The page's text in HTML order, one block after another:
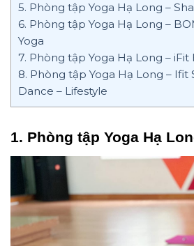
5. Phòng tập Yoga Hạ Long –
6. Phòng tập Yoga Hạ Long –
Yoga
7. Phòng tập Yoga Hạ Long – iFit
8. Phòng tập Yoga Hạ Long – Ifit
Dance – Lifestyle
1. Phòng tập Yoga Hạ